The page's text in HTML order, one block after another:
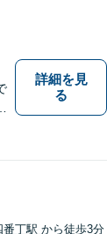
詳細を見
る
番丁駅 から徒歩3分